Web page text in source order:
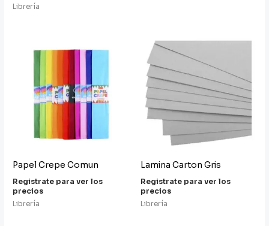
Librería
Papel Crepe Comun
Registrate para ver los
precios
Librería
Lamina Carton Gris
Registrate para ver los
precios
Librería